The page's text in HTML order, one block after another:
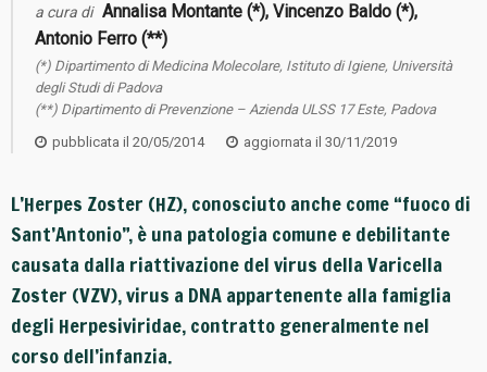
a cura di Annalisa Montante (*), Vincenzo Baldo (*),
Antonio Ferro (**)
(*) Dipartimento di Medicina Molecolare, Istituto di Igiene, Università
degli Studi di Padova
(**) Dipartimento di Prevenzione – Azienda ULSS 17 Este, Padova
pubblicata il 20/05/2014 aggiornata il 30/11/2019
L’Herpes Zoster (HZ), conosciuto anche come “fuoco di
Sant’Antonio”, è una patologia comune e debilitante
causata dalla riattivazione del virus della Varicella
Zoster (VZV), virus a DNA appartenente alla famiglia
degli Herpesiviridae, contratto generalmente nel
corso dell’infanzia.